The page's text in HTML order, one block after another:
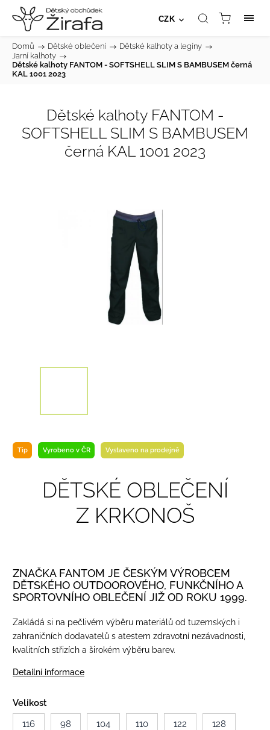
CZK
Domů / Dětské oblečení / Dětské kalhoty a legíny /
Jarní kalhoty /
Dětské kalhoty FANTOM - SOFTSHELL SLIM S BAMBUSEM černá
KAL 1001 2023
Dětské kalhoty FANTOM -
SOFTSHELL SLIM S BAMBUSEM
černá KAL 1001 2023
Tip Vyrobeno v ČR Vystaveno na prodejně
DĚTSKÉ OBLEČENÍ
Z KRKONOŠ
ZNAČKA FANTOM JE ČESKÝM VÝROBCEM
DĚTSKÉHO OUTDOOROVÉHO, FUNKČNÍHO A
SPORTOVNÍHO OBLEČENÍ JIŽ OD ROKU 1999.
Zakládá si na pečlivém výběru materiálů od tuzemských i
zahraničních dodavatelů s atestem zdravotní nezávadnosti,
kvalitních střizích a širokém výběru barev.
Detailní informace
Velikost
116
98 104 110 122 128